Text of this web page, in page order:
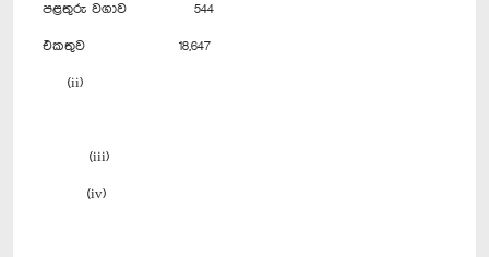
පළතුරු වගාව 544
එකතුව 18,647
(ii)
(iii)
(iv)